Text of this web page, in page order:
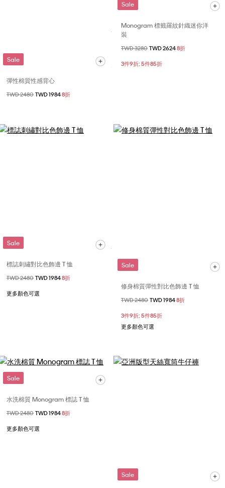
Sale
彈性棉質性感背心
價格扣減從
TWD 2480 至
TWD 19848折
Sale
Monogram 標籤羅紋針織迷你洋
裝
價格扣減從
TWD 3280 至
TWD 26248折
3件9折; 5件85折
Sale
標誌刺繡對比色飾邊 T 恤
價格扣減從
TWD 2480 至
TWD 19848折
更多顏色可選
Sale
修身棉質彈性對比色飾邊 T 恤
價格扣減從
TWD 2480 至
TWD 19848折
3件9折; 5件85折
更多顏色可選
Sale
水洗棉質 Monogram 標誌 T 恤
價格扣減從
TWD 2480 至
TWD 19848折
更多顏色可選
Sale